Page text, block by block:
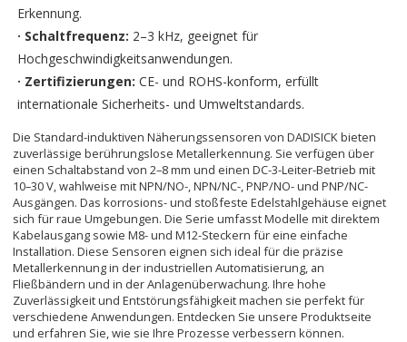
Erkennung.
· Schaltfrequenz: 2–3 kHz, geeignet für
Hochgeschwindigkeitsanwendungen.
· Zertifizierungen: CE- und ROHS-konform, erfüllt
internationale Sicherheits- und Umweltstandards.
Die Standard-induktiven Näherungssensoren von DADISICK bieten
zuverlässige berührungslose Metallerkennung. Sie verfügen über
einen Schaltabstand von 2–8 mm und einen DC-3-Leiter-Betrieb mit
10–30 V, wahlweise mit NPN/NO-, NPN/NC-, PNP/NO- und PNP/NC-
Ausgängen. Das korrosions- und stoßfeste Edelstahlgehäuse eignet
sich für raue Umgebungen. Die Serie umfasst Modelle mit direktem
Kabelausgang sowie M8- und M12-Steckern für eine einfache
Installation. Diese Sensoren eignen sich ideal für die präzise
Metallerkennung in der industriellen Automatisierung, an
Fließbändern und in der Anlagenüberwachung. Ihre hohe
Zuverlässigkeit und Entstörungsfähigkeit machen sie perfekt für
verschiedene Anwendungen. Entdecken Sie unsere Produktseite
und erfahren Sie, wie sie Ihre Prozesse verbessern können.